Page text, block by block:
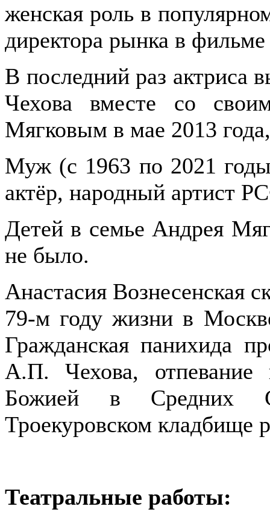
женская роль в
директора рынка в
В последний раз
Чехова вместе со
Мягковым в мае 2013
Муж (с 1963 по 2021
актёр, народный артист
Детей в семье Андрея
не было.
Анастасия Вознесенская
79-м году жизни в
Гражданская панихида
А.П. Чехова,
Божией в Средних
Троекуровском кладбище
Театральные работы: